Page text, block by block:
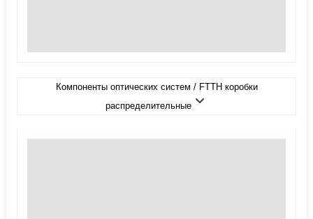
Компоненты оптических систем / FTTH коробки
распределительные